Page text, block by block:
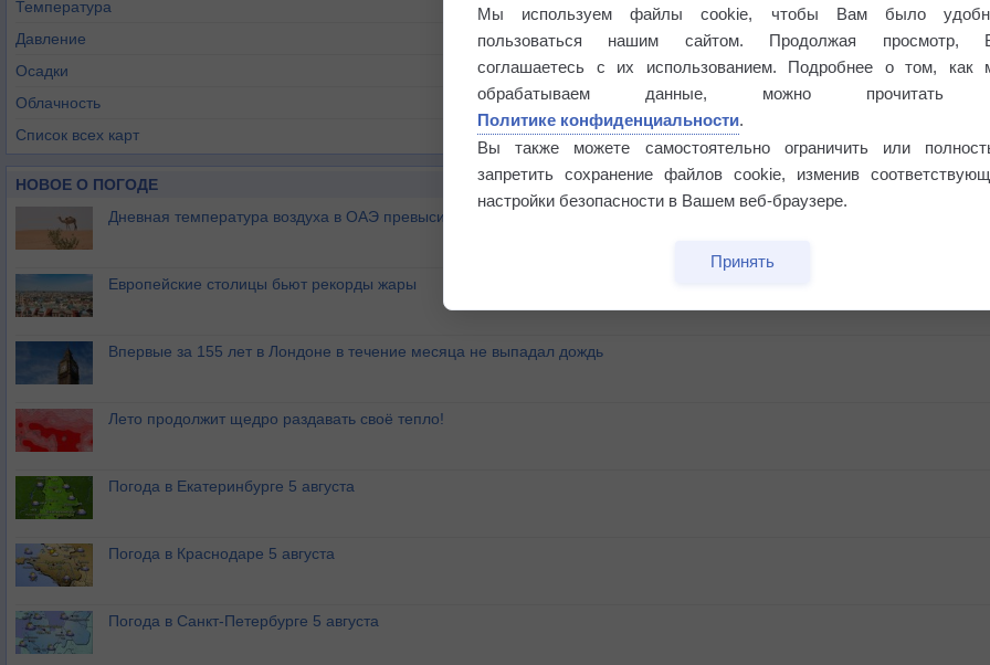
Температура
Давление
Осадки
Облачность
Список всех карт
НОВОЕ О ПОГОДЕ
Дневная температура воздуха в ОАЭ превысила +51°
Европейские столицы бьют рекорды жары
Впервые за 155 лет в Лондоне в течение месяца не выпадал дождь
Лето продолжит щедро раздавать своё тепло!
Погода в Екатеринбурге 5 августа
Погода в Краснодаре 5 августа
Погода в Санкт-Петербурге 5 августа
Мы используем файлы cookie, чтобы Вам было
пользоваться нашим сайтом. Продолжая просмотр,
соглашаетесь с их использованием. Подробнее о том, как
обрабатываем данные, можно прочитать
Политике конфиденциальности.
Вы также можете самостоятельно ограничить или
запретить сохранение файлов cookie, изменив
настройки безопасности в Вашем веб-браузере.
Принять